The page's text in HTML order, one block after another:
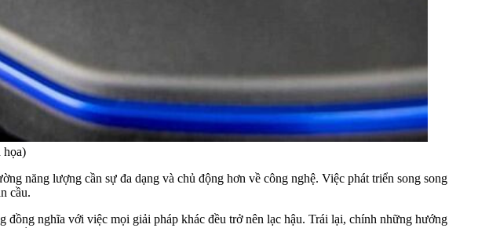
họa)
năng lượng cần sự đa dạng và chủ động hơn về công nghệ. Việc phát triển song song
cầu.
nghĩa với việc mọi giải pháp khác đều trở nên lạc hậu. Trái lại, chính những hướng